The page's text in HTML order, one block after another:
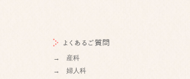
よくあるご質問
→ 産科
→ 婦人科